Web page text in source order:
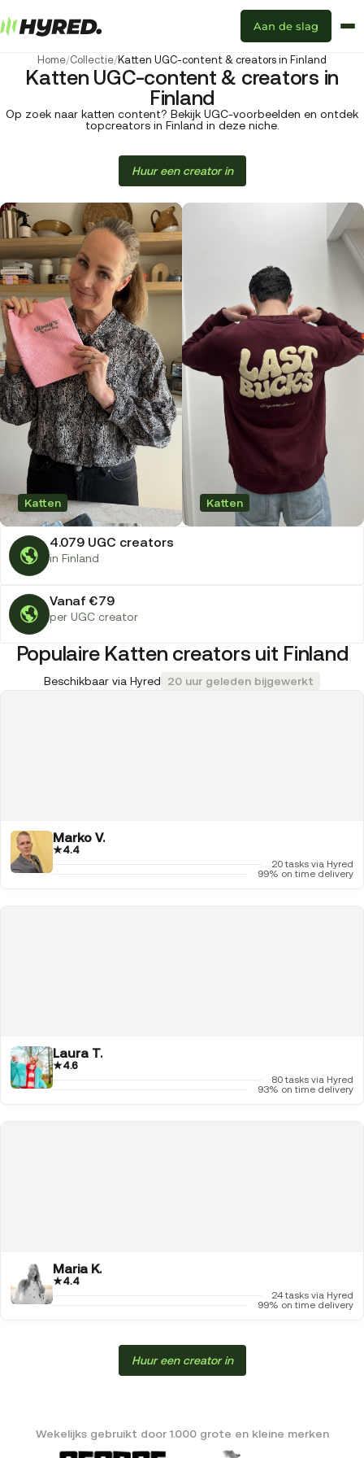
Aan de slag
Home/Collectie/Katten UGC-content & creators in Finland
Katten UGC-content & creators in
Finland
Op zoek naar katten content? Bekijk UGC-voorbeelden en ontdek
topcreators in Finland in deze niche.
Huur een creator in
4.079 UGC creators
in Finland
Katten Katten
Vanaf €79
per UGC creator
Populaire Katten creators uit Finland
Beschikbaar via Hyred 20 uur geleden bijgewerkt
Marko V.
★4.4
20 tasks via Hyred
99% on time delivery
Laura T.
★4.6
80 tasks via Hyred
93% on time delivery
Maria K.
★4.4
24 tasks via Hyred
99% on time delivery
Huur een creator in
Wekelijks gebruikt door 1.000 grote en kleine merken